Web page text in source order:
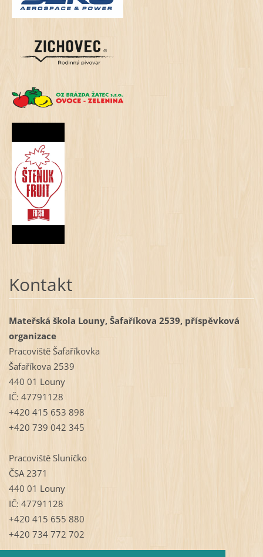
Kontakt
Mateřská škola Louny, Šafaříkova 2539, příspěvková
organizace
Pracoviště Šafaříkovka
Šafaříkova 2539
440 01 Louny
IČ: 47791128
+420 415 653 898
+420 739 042 345
Pracoviště Sluníčko
ČSA 2371
440 01 Louny
IČ: 47791128
+420 415 655 880
+420 734 772 702